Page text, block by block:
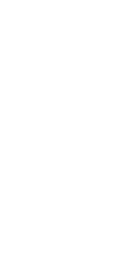
Haze